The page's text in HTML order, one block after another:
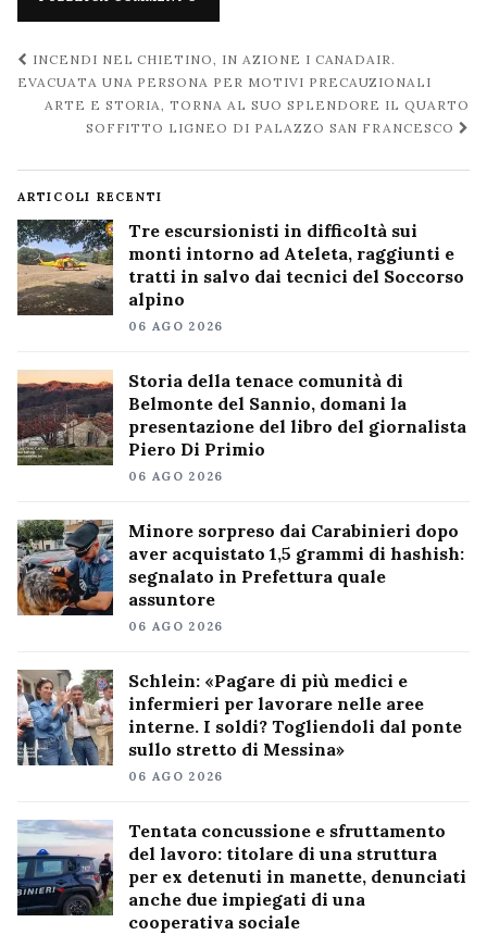
Navigazione
post
INCENDI NEL CHIETINO, IN AZIONE I CANADAIR.
EVACUATA UNA PERSONA PER MOTIVI PRECAUZIONALI
ARTE E STORIA, TORNA AL SUO SPLENDORE IL QUARTO
SOFFITTO LIGNEO DI PALAZZO SAN FRANCESCO
ARTICOLI RECENTI
Tre escursionisti in difficoltà sui
monti intorno ad Ateleta, raggiunti e
tratti in salvo dai tecnici del Soccorso
alpino
06 AGO 2026
Storia della tenace comunità di
Belmonte del Sannio, domani la
presentazione del libro del giornalista
Piero Di Primio
06 AGO 2026
Minore sorpreso dai Carabinieri dopo
aver acquistato 1,5 grammi di hashish:
segnalato in Prefettura quale
assuntore
06 AGO 2026
Schlein: «Pagare di più medici e
infermieri per lavorare nelle aree
interne. I soldi? Togliendoli dal ponte
sullo stretto di Messina»
06 AGO 2026
Tentata concussione e sfruttamento
del lavoro: titolare di una struttura
per ex detenuti in manette, denunciati
anche due impiegati di una
cooperativa sociale